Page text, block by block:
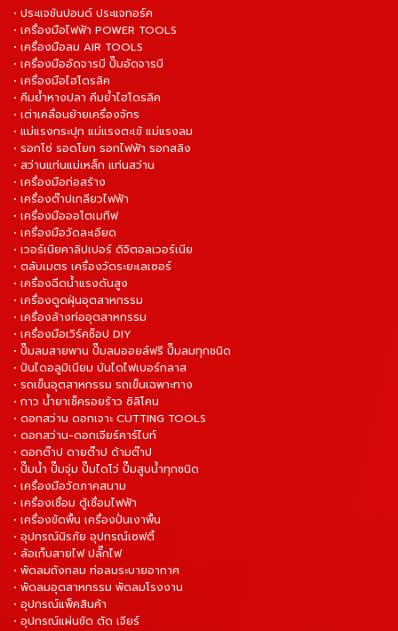
• ประแจขันปอนด์ ประแจทอร์ค
• เครื่องมือไฟฟ้า POWER TOOLS
• เครื่องมือลม AIR TOOLS
• เครื่องมืออัดจารบี ปั๊มอัดจารบี
• เครื่องมือไฮโดรลิค
• คีมย้ำหางปลา คีมย้ำไฮโดรลิค
• เต่าเคลื่อนย้ายเครื่องจักร
• แม่แรงกระปุก แม่แรงตะเข้ แม่แรงลม
• รอกโซ่ รอดโยก รอกไฟฟ้า รอกสลิง
• สว่านแท่นแม่เหล็ก แท่นสว่าน
• เครื่องมือก่อสร้าง
• เครื่องต๊าปเกลียวไฟฟ้า
• เครื่องมือออโตเมทีฟ
• เครื่องมือวัดละเอียด
• เวอร์เนียคาลิปเปอร์ ดิจิตอลเวอร์เนีย
• ตลับเมตร เครื่องวัดระยะเลเซอร์
• เครื่องฉีดน้ำแรงดันสูง
• เครื่องดูดฝุ่นอุตสาหกรรม
• เครื่องล้างท่ออุตสาหกรรม
• เครื่องมือเวิร์คช็อป DIY
• ปั๊มลมสายพาน ปั๊มลมออยล์ฟรี ปั๊มลมทุกชนิด
• ปันไดอลูมิเนียม บันไดไฟเบอร์กลาส
• รถเข็นอุตสาหกรรม รถเข็นเฉพาะทาง
• กาว น้ำยาเช็ครอยร้าว ซิลิโคน
• ดอกสว่าน ดอกเจาะ CUTTING TOOLS
• ดอกสว่าน-ดอกเจียร์คาร์ไบท์
• ดอกต๊าป ดายต๊าป ด้ามต๊าป
• ปั๊มน้ำ ปั๊มจุ่ม ปั๊มไดโว่ ปั๊มสูบน้ำทุกชนิด
• เครื่องมือวัดภาคสนาม
• เครื่องเชื่อม ตู้เชื่อมไฟฟ้า
• เครื่องขัดพื้น เครื่องปั่นเงาพื้น
• อุปกรณ์นิรภัย อุปกรณ์เซฟตี้
• ล้อเก็บสายไฟ ปลั๊กไฟ
• พัดลมถังกลม ท่อลมระบายอากาศ
• พัดลมอุตสาหกรรม พัดลมโรงงาน
• อุปกรณ์แพ็คสินค้า
• อุปกรณ์แผ่นขัด ตัด เจียร์